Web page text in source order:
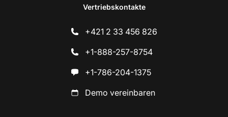
Vertriebskontakte
+421 2 33 456 826
+1-888-257-8754
+1-786-204-1375
Demo vereinbaren